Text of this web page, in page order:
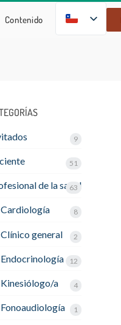
Contenido
9
51
de la salud
63
Cardiología 8
Clínico general 2
Endocrinología 12
Kinesiólogo/a 4
Fonoaudiología 1